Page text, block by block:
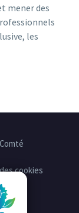
mener des
les
cookies